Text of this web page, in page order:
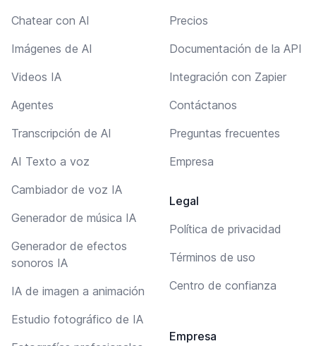
Chatear con AI
Imágenes de AI
Videos IA
Agentes
Transcripción de AI
AI Texto a voz
Cambiador de voz IA
Generador de música IA
Generador de efectos
sonoros IA
IA de imagen a animación
Estudio fotográfico de IA
Precios
Documentación de la API
Integración con Zapier
Contáctanos
Preguntas frecuentes
Empresa
Legal
Política de privacidad
Términos de uso
Centro de confianza
Empresa